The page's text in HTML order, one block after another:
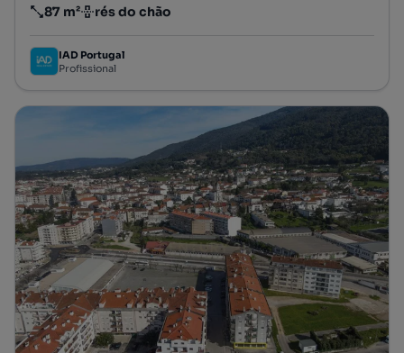
Preço por metro quadrado
87 m²
Andar rés do chão
IAD Portugal
Profissional